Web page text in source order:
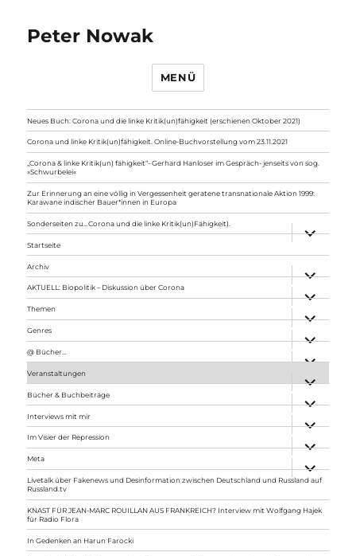
Peter Nowak
MENÜ
Neues Buch: Corona und die linke Kritik(un)fähigkeit (erschienen Oktober 2021)
Corona und linke Kritik(un)fähigkeit. Online-Buchvorstellung vom 23.11.2021
„Corona & linke Kritik(un) fähigkeit“- Gerhard Hanloser im Gespräch- jenseits von sog.
»Schwurbelei«
Zur Erinnerung an eine völlig in Vergessenheit geratene transnationale Aktion 1999:
Karawane indischer Bauer*innen in Europa
Sonderseiten zu…Corona und die linke Kritik(un)Fähigkeit).
anzeigen
Startseite
Archiv
anzeigen
AKTUELL: Biopolitik – Diskussion über Corona
anzeigen
Themen
anzeigen
Genres
anzeigen
@ Bücher…
Veranstaltungen
anzeigen
Bücher & Buchbeiträge
anzeigen
Interviews mit mir
anzeigen
Im Visier der Repression
anzeigen
Meta
anzeigen
Livetalk über Fakenews und Desinformation zwischen Deutschland und Russland auf
Russland.tv
KNAST FÜR JEAN-MARC ROUILLAN AUS FRANKREICH? Interview mit Wolfgang Hajek
für Radio Flora
In Gedenken an Harun Farocki